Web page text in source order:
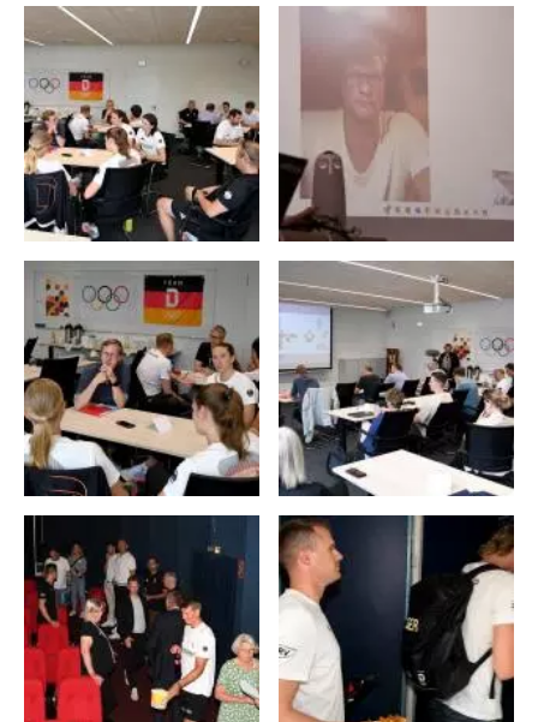
Jonas Wiesen
S
Sabine Tschäge
T
Vorlauf 1 29. Juli 2024 — 11:40 5:41.63
3 . Platz
Hoffnungslauf
1
01. Aug. 2024 —
10:20
5:29.17 2 . Platz
Finale A
03. Aug. 2024 —
11:10
5:29.80 4 . Platz